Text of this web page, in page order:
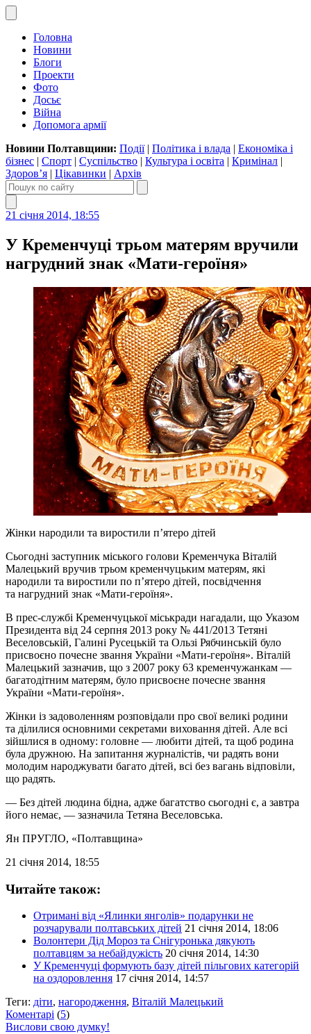
Головна
Новини
Блоги
Проекти
Фото
Досьє
Війна
Допомога армії
Новини Полтавщини: Події| Політика і влада | Економіка і
бізнес | Спорт | Суспільство | Культура і освіта | Кримінал |
Здоров’я | Цікавинки | Архів
21 січня 2014, 18:55
У Кременчуці трьом матерям вручили
нагрудний знак «Мати-героїня»
Жінки народили та виростили п’ятеро дітей
Сьогодні заступник міського голови Кременчука Віталій
Малецький вручив трьом кременчуцьким матерям, які
народили та виростили по п’ятеро дітей, посвідчення
та нагрудний знак «Мати-героїня».
В прес-службі Кременчуцької міськради нагадали, що Указом
Президента від 24 серпня 2013 року № 441/2013 Тетяні
Веселовській, Галині Русецькій та Ользі Рябчинській було
присвоєно почесне звання України «Мати-героїня». Віталій
Малецький зазначив, що з 2007 року 63 кременчужанкам —
багатодітним матерям, було присвоєне почесне звання
України «Мати-героїня».
Жінки із задоволенням розповідали про свої великі родини
та ділилися основними секретами виховання дітей. Але всі
зійшлися в одному: головне — любити дітей, та щоб родина
була дружною. На запитання журналістів, чи радять вони
молодим народжувати багато дітей, всі без вагань відповіли,
що радять.
— Без дітей людина бідна, адже багатство сьогодні є, а завтра
його немає, — зазначила Тетяна Веселовська.
Ян ПРУГЛО, «Полтавщина»
21 січня 2014, 18:55
Читайте також:
Отримані від «Ялинки янголів» подарунки не
розчарували полтавських дітей 21 січня 2014, 18:06
Волонтери Дід Мороз та Снігуронька дякують
полтавцям за небайдужість 20 січня 2014, 14:30
У Кременчуці формують базу дітей пільгових категорій
на оздоровлення 17 січня 2014, 14:57
Теги: діти, нагородження, Віталій Малецький
Коментарі (5)
Вислови свою думку!